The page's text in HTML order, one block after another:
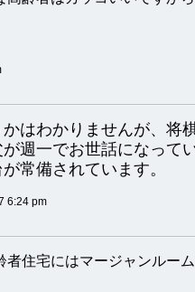
はわかりませんが、将
週一でお世話になって
常備されています。
6:24 pm
者住宅にはマージャンルー